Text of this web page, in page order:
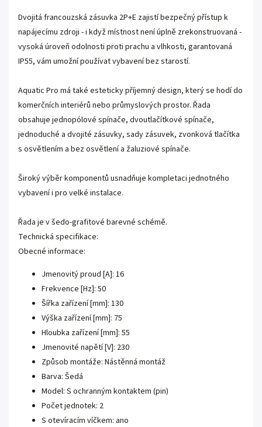
Dvojitá francouzská zásuvka 2P+E zajistí bezpečný přístup k
napájecímu zdroji - i když místnost není úplně zrekonstruovaná -
vysoká úroveň odolnosti proti prachu a vlhkosti, garantovaná
IP55, vám umožní používat vybavení bez starostí.
Aquatic Pro má také esteticky příjemný design, který se hodí do
komerčních interiérů nebo průmyslových prostor. Řada
obsahuje jednopólové spínače, dvoutlačítkové spínače,
jednoduché a dvojité zásuvky, sady zásuvek, zvonková tlačítka
s osvětlením a bez osvětlení a žaluziové spínače.
Široký výběr komponentů usnadňuje kompletaci jednotného
vybavení i pro velké instalace.
Řada je v šedo-grafitové barevné schémě.
Technická specifikace:
Obecné informace:
Jmenovitý proud [A]: 16
Frekvence [Hz]: 50
Šířka zařízení [mm]: 130
Výška zařízení [mm]: 75
Hloubka zařízení [mm]: 55
Jmenovité napětí [V]: 230
Způsob montáže: Nástěnná montáž
Barva: Šedá
Model: S ochranným kontaktem (pin)
Počet jednotek: 2
S otevíracím víčkem: ano